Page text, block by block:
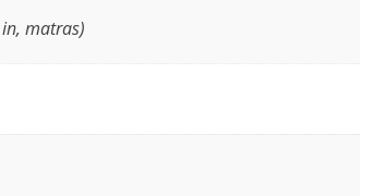
matras)